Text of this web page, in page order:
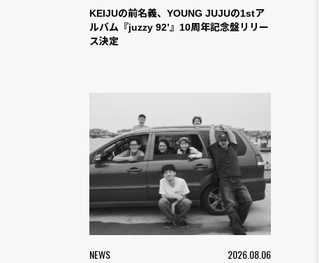
KEIJUの前名義、YOUNG JUJUの1stア
ルバム『juzzy 92’』10周年記念盤リリー
ス決定
NEWS 2026.08.06